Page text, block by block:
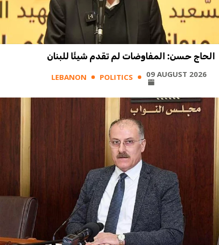
الحاج حسن: المفاوضات لم تقدم شيئًا للبنان
LEBANON POLITICS 09 AUGUST 2026